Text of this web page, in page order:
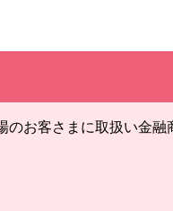
お客さまに取扱い金融